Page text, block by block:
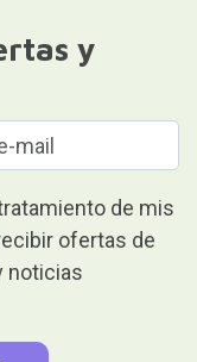
y
de mis
ofertas de
noticias